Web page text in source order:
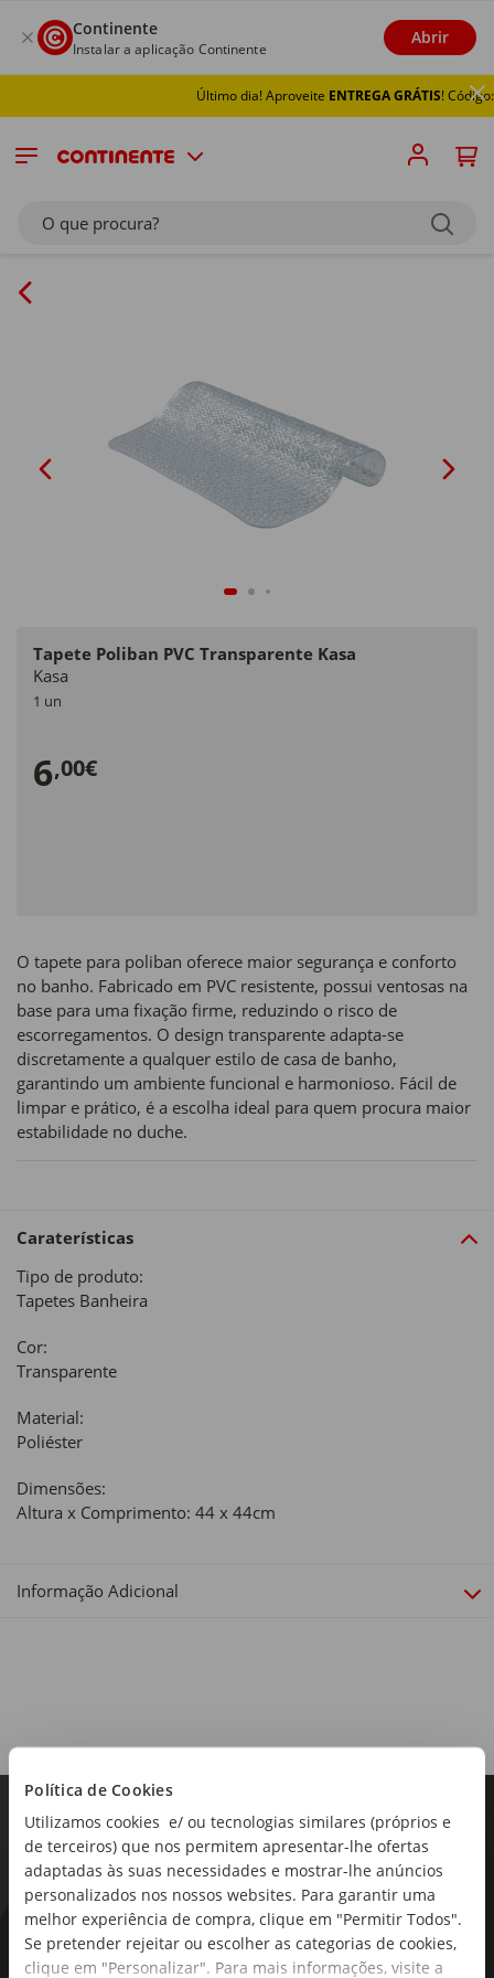
Política de Cookies
Utilizamos cookies e/ ou tecnologias similares (próprios e
de terceiros) que nos permitem apresentar-lhe ofertas
adaptadas às suas necessidades e mostrar-lhe anúncios
personalizados nos nossos websites. Para garantir uma
melhor experiência de compra, clique em "Permitir Todos".
Se pretender rejeitar ou escolher as categorias de cookies,
clique em "Personalizar". Para mais informações, visite a
Continente
Instalar a aplicação Continente
Abrir
Último dia! AproveiteENTREGA GRÁTIS! Código:
O que procura?
Tapete Poliban PVC Transparente Kasa
Kasa
1 un
6,00€
O tapete para poliban oferece maior segurança e conforto
no banho. Fabricado em PVC resistente, possui ventosas na
base para uma fixação firme, reduzindo o risco de
escorregamentos. O design transparente adapta-se
discretamente a qualquer estilo de casa de banho,
garantindo um ambiente funcional e harmonioso. Fácil de
limpar e prático, é a escolha ideal para quem procura maior
estabilidade no duche.
Caraterísticas
Tipo de produto:
Tapetes Banheira
Cor:
Transparente
Material:
Poliéster
Dimensões:
Altura x Comprimento: 44 x 44cm
Informação Adicional
As novidades mais frescas no